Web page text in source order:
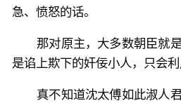
急、愤怒的话。
那对原主，大多数朝臣就
是谄上欺下的奸佞小人，只会利
真不知道沈太傅如此淑人